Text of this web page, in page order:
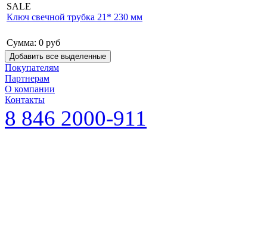
SALE
Ключ свечной трубка 21* 230 мм
Сумма: 0 руб
Покупателям
Партнерам
О компании
Контакты
8 846 2000-911